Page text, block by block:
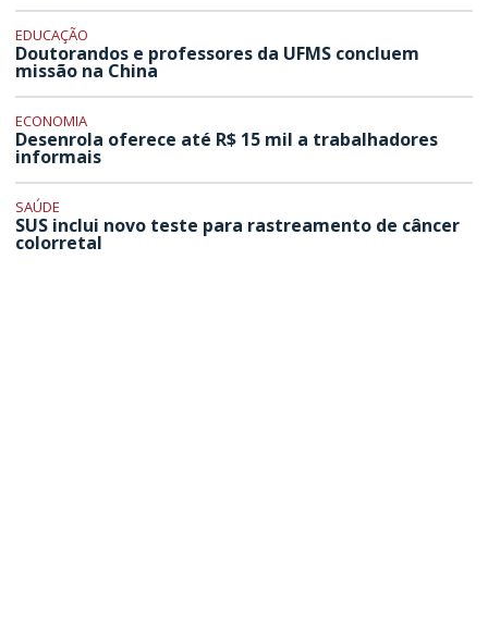
EDUCAÇÃO
Doutorandos e professores da UFMS concluem
missão na China
ECONOMIA
Desenrola oferece até R$ 15 mil a trabalhadores
informais
SAÚDE
SUS inclui novo teste para rastreamento de câncer
colorretal